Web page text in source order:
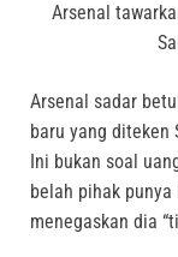
Arsenal
Arsenal sadar
baru yang diteken
Ini bukan soal
belah pihak
menegaskan dia